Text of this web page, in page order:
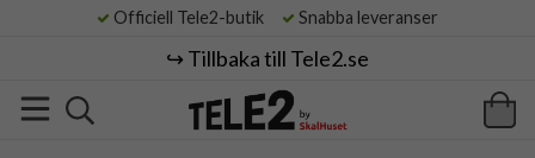
Officiell Tele2-butik Snabba leveranser
↪️ Tillbaka till Tele2.se